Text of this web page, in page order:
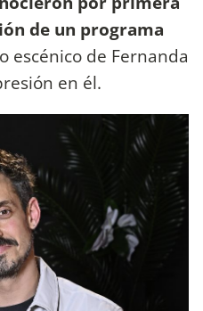
de un programa
escénico de Fernanda
en él.